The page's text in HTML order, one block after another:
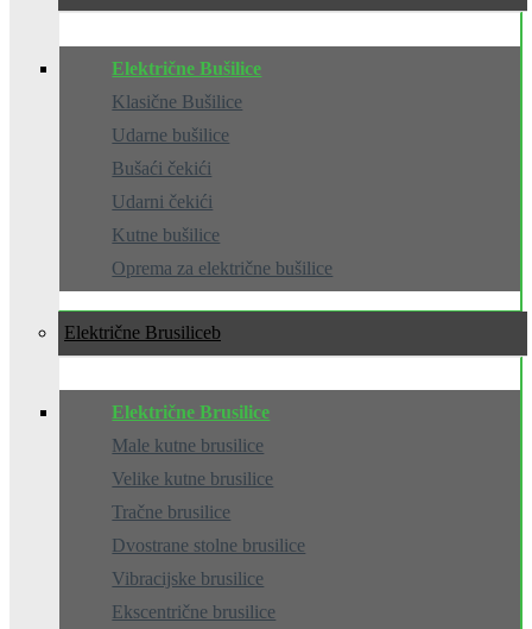
Električne Bušilice
Klasične Bušilice
Udarne bušilice
Bušaći čekići
Udarni čekići
Kutne bušilice
Oprema za električne bušilice
Električne Brusilice
Električne Brusilice
Male kutne brusilice
Velike kutne brusilice
Tračne brusilice
Dvostrane stolne brusilice
Vibracijske brusilice
Ekscentrične brusilice